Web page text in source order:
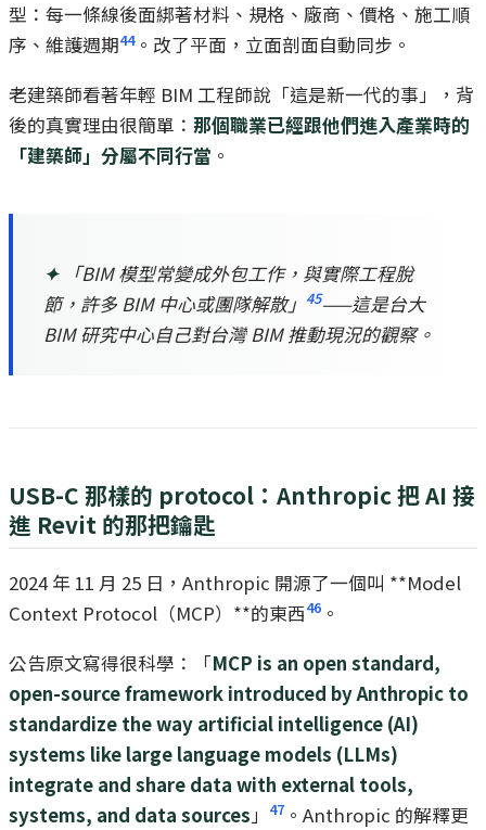
型：每一條線後面綁著材料、規格、廠商、價格、施工順
序、維護週期44。改了平面，立面剖面自動同步。
老建築師看著年輕 BIM 工程師說「這是新一代的事」，背
後的真實理由很簡單： 那個職業已經跟他們進入產業時的
「建築師」分屬不同行當 。
✦「BIM 模型常變成外包工作，與實際工程脫
節，許多 BIM 中心或團隊解散」 45——這是台大
BIM 研究中心自己對台灣 BIM 推動現況的觀察。
USB-C 那樣的 protocol：Anthropic 把 AI 接
進 Revit 的那把鑰匙
2024 年 11 月 25 日，Anthropic 開源了一個叫 **Model
Context Protocol（MCP）**的東西46 。
公告原文寫得很科學：「MCP is an open standard,
open-source framework introduced by Anthropic to
standardize the way artificial intelligence (AI)
systems like large language models (LLMs)
integrate and share data with external tools,
systems, and data sources 」 47 。Anthropic 的解釋更